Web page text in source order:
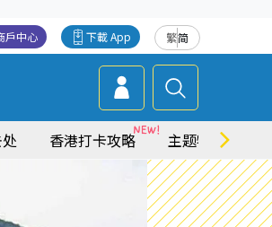
繁简
下載 App
戶中心
香港打卡攻略 主题特集